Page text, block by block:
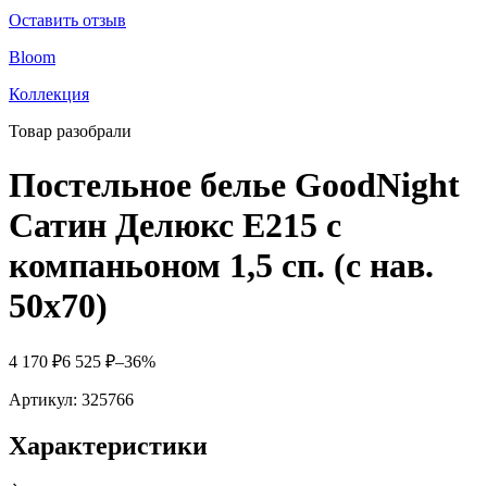
Оставить отзыв
Bloom
Коллекция
Товар разобрали
Постельное белье GoodNight
Сатин Делюкс E215 с
компаньоном 1,5 сп. (с нав.
50х70)
4 170 ₽6 525 ₽–36%
Артикул: 325766
Характеристики